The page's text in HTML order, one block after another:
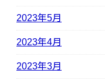
2023年5月
2023年4月
2023年3月